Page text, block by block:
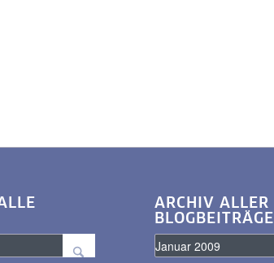
ARCHIV ALLER
BLOGBEITRÄGE